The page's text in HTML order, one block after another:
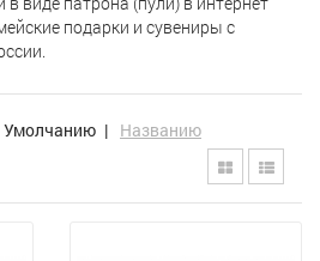
подарки и сувениры с
Умолчанию | Названию